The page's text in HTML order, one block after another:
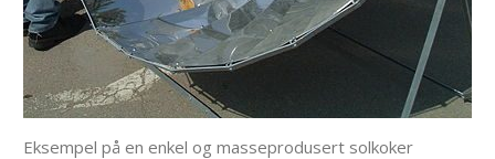
Eksempel på en enkel og masseprodusert solkoker